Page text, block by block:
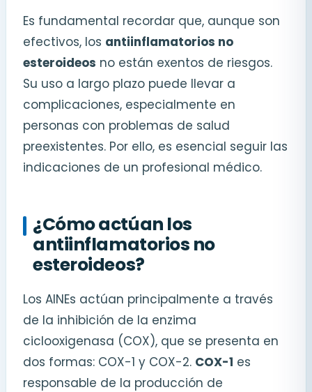
Es fundamental recordar que, aunque son
efectivos, los antiinflamatorios no
esteroideos no están exentos de riesgos.
Su uso a largo plazo puede llevar a
complicaciones, especialmente en
personas con problemas de salud
preexistentes. Por ello, es esencial seguir las
indicaciones de un profesional médico.
¿Cómo actúan los
antiinflamatorios no
esteroideos?
Los AINEs actúan principalmente a través
de la inhibición de la enzima
ciclooxigenasa (COX), que se presenta en
dos formas: COX-1 y COX-2. COX-1 es
responsable de la producción de